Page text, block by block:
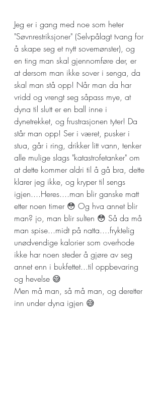
Jeg er i gang med noe som heter
"Søvnrestriksjoner" (Selvpålagt tvang for
å skape seg et nytt sovemønster), og
en ting man skal gjennomføre der, er
at dersom man ikke sover i senga, da
skal man stå opp! Når man da har
vridd og vrengt seg såpass mye, at
dyna til slutt er en ball inne i
dynetrekket, og frustrasjonen tyter! Da
står man opp! Ser i været, pusker i
stua, går i ring, drikker litt vann, tenker
alle mulige slags "katastrofetanker" om
at dette kommer aldri til å gå bra, dette
klarer jeg ikke, og kryper til sengs
igjen....Heres....man blir ganske matt
etter noen timer 😳 Og hva annet blir
man? jo, man blir sulten 😳 Så da må
man spise...midt på natta....fryktelig
unødvendige kalorier som overhode
ikke har noen steder å gjøre av seg
annet enn i bukfettet...til oppbevaring
og hevelse 😅
Men må man, så må man, og deretter
inn under dyna igjen 😅